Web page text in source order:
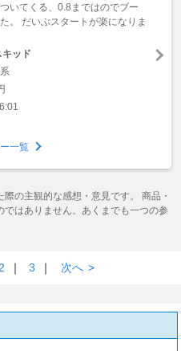
いてくる、0.8まではのでブー
。 だいぶスタートが楽になりま
ッド
一覧
の主観的な感想・意見です。 商品・
はありません。あくまでも一つの参
2 ｜ 3 ｜ 次へ >